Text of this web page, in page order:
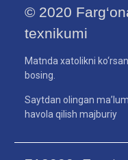
© 2020
texnikumi
Matnda xatolikni
bosing.
Saytdan olingan
havola qilish majburiy